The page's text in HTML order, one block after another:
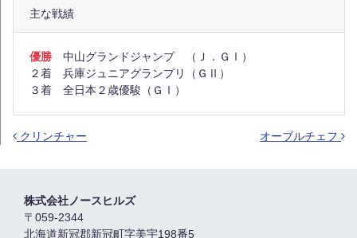
主な戦績
優勝 中山グランドジャンプ （Ｊ．ＧⅠ）
２着 兵庫ジュニアグランプリ（ＧⅡ）
３着 全日本２歳優駿（ＧⅠ）
クリンチャー オーブルチェフ
株式会社ノースヒルズ
〒059-2344
北海道新冠郡新冠町字美宇198番5